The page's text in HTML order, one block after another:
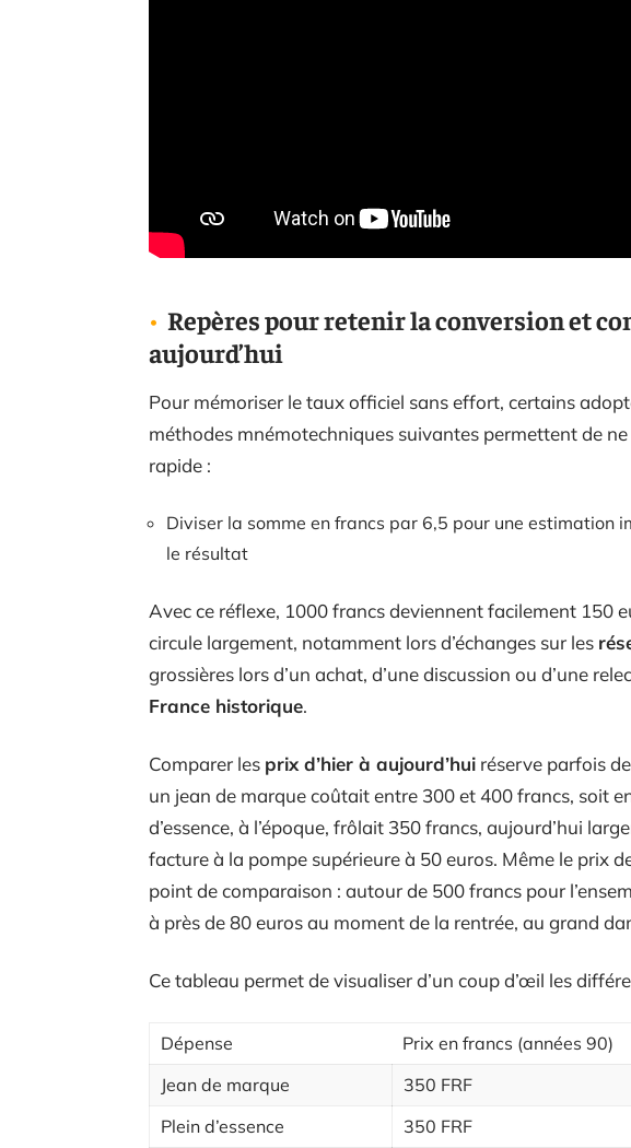
Repères pour retenir la conversion et
aujourd’hui
Pour mémoriser le taux officiel sans effort, certains
méthodes mnémotechniques suivantes permettent de ne
rapide :
Diviser la somme en francs par 6,5 pour une estimation
le résultat
Avec ce réflexe, 1000 francs deviennent facilement 150
circule largement, notamment lors d’échanges sur les
grossières lors d’un achat, d’une discussion ou d’une
France historique.
Comparer les prix d’hier à aujourd’hui réserve parfois
un jean de marque coûtait entre 300 et 400 francs, soit
d’essence, à l’époque, frôlait 350 francs, aujourd’hui
facture à la pompe supérieure à 50 euros. Même le prix
point de comparaison : autour de 500 francs pour
à près de 80 euros au moment de la rentrée, au grand
Ce tableau permet de visualiser d’un coup d’œil les
Dépense Prix en francs (années 90)
Jean de marque
350 FRF
Plein d’essence
350 FRF